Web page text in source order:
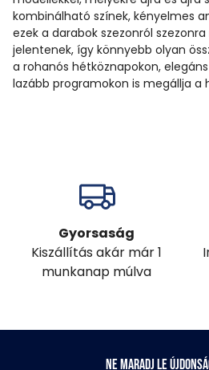
kombinálható színek, kényelmes
ezek a darabok szezonról
jelentenek, így könnyebb olyan
a rohanós hétköznapokon,
lazább programokon is megállja a
Gyorsaság
Kiszállítás akár már 1
munkanap múlva
Ne maradj le